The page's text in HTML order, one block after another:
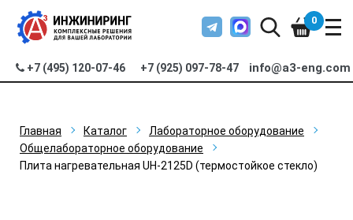
+7 (495) 120-07-46 +7 (925) 097-78-47 info@a3-eng.com
0
Главная Каталог
Лабораторное оборудование
Общелабораторное оборудование
Плита нагревательная UH-2125D (термостойкое стекло)